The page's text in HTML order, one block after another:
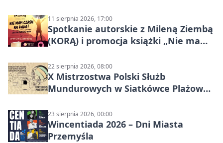
11 sierpnia 2026, 17:00
Spotkanie autorskie z Mileną Ziembą
(KORĄ) i promocja książki „Nie mam
22 sierpnia 2026, 08:00
X Mistrzostwa Polski Służb
Mundurowych w Siatkówce Plażowej
23 sierpnia 2026, 00:00
Wincentiada 2026 – Dni Miasta
Przemyśla